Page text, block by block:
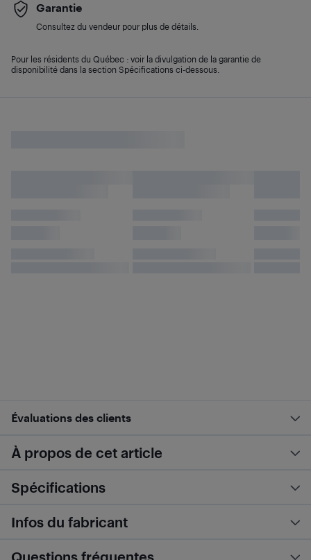
Garantie
Consultez du vendeur pour plus de détails.
Pour les résidents du Québec : voir la divulgation de la garantie de
disponibilité dans la section Spécifications ci-dessous.
Évaluations des clients
À propos de cet article
Spécifications
Infos du fabricant
Questions fréquentes